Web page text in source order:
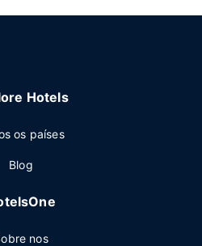
Hotels
os países
Blog
nos